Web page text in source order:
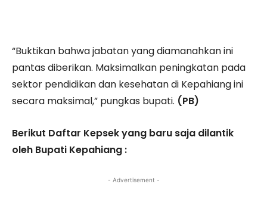
“Buktikan bahwa jabatan yang diamanahkan ini
pantas diberikan. Maksimalkan peningkatan pada
sektor pendidikan dan kesehatan di Kepahiang ini
secara maksimal,” pungkas bupati. (PB)
Berikut Daftar Kepsek yang baru saja dilantik
oleh Bupati Kepahiang :
- Advertisement -